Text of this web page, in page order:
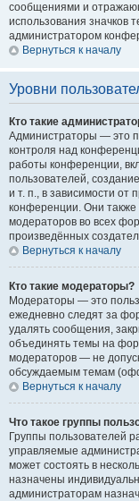
сообщениями и
использования значков
администратором
Вернуться к началу
Уровни
Кто такие
Администраторы — это
контроля над
работы конференции,
пользователей,
и т. п., в зависимости от
конференции. Они также
модераторов во всех
произведённых
Вернуться к началу
Кто такие модераторы?
Модераторы — это
ежедневно следят за
удалять сообщения,
объединять темы на
модераторов — не
обсуждаемым темам
Вернуться к началу
Что такое группы
Группы пользователей
управляемые
может состоять в
назначены
администраторам